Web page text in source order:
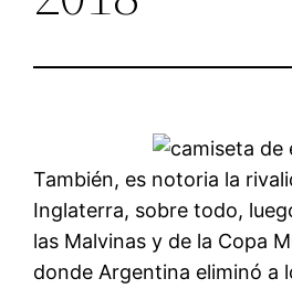
También, es notoria la
Inglaterra, sobre todo,
las Malvinas y de la Copa
donde Argentina eliminó a